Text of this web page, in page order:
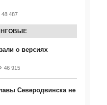
48 487
о версиях
46 915
Северодвинска не